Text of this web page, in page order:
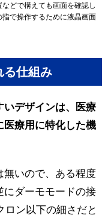
どで構えても画面を確認し
で操作するために液晶画面
る仕組み
デザインは、医療
医療用に特化した機
無いので、ある程度
にダーモモードの接
ロン以下の細さだと